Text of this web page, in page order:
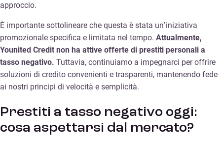
approccio.
È importante sottolineare che questa è stata un’iniziativa
promozionale specifica e limitata nel tempo. Attualmente,
Younited Credit non ha attive offerte di prestiti personali a
tasso negativo. Tuttavia, continuiamo a impegnarci per offrire
soluzioni di credito convenienti e trasparenti, mantenendo fede
ai nostri principi di velocità e semplicità.
Prestiti a tasso negativo oggi:
cosa aspettarsi dal mercato?